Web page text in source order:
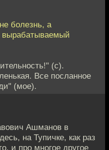
болезнь, а
вырабатываемый
(с).
Все посланное
(мое).
Ашманов в
на Тупичке, как раз
и про многое другое